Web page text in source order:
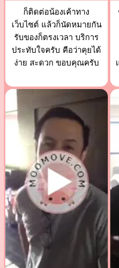
ก็ติดต่อน้องเค้าทาง
เว็บไซต์ แล้วก็นัดหมายกัน
รับของก็ตรงเวลา บริการ
ประทับใจครับ คือว่าคุยได้
ง่าย สะดวก ขอบคุณครับ